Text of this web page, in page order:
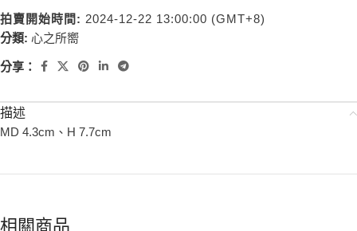
拍賣開始時間: 2024-12-22 13:00:00 (GMT+8)
分類: 心之所嚮
分享：
描述
MD 4.3cm、H 7.7cm
相關商品